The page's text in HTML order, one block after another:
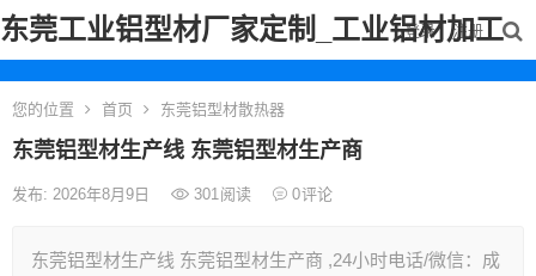
东莞工业铝型材厂家定制_工业铝材加工
登录 注册
您的位置 首页 东莞铝型材散热器
东莞铝型材生产线 东莞铝型材生产商
发布: 2026年8月9日 301阅读 0评论
东莞铝型材生产线 东莞铝型材生产商 ,24小时电话/微信：成